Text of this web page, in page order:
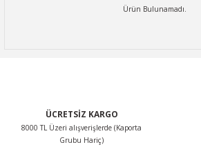
Ürün Bulunamadı.
ÜCRETSİZ KARGO
8000 TL Üzeri alışverişlerde (Kaporta
Grubu Hariç)